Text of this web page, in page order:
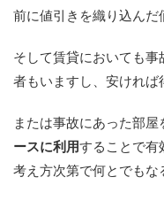
前に値引きを織り込んだ
そして賃貸においても
者もいますし、安ければ
または事故にあった部屋
ースに利用することで有
考え方次第で何とでもな